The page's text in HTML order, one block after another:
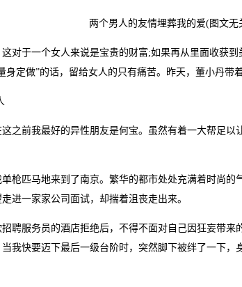
两个男人的友情埋葬我的爱(图文无
于一个女人来说是宝贵的财富;如果再从里面收获到
身定做”的话，留给女人的只有痛苦。昨天，董小丹带
前我最好的异性朋友是何宝。虽然有着一大帮足以
匹马地来到了南京。繁华的都市处处充满着时尚的
进一家家公司面试，却揣着沮丧走出来。
服务员的酒店拒绝后，不得不面对自己因狂妄带来
我快要迈下最后一级台阶时，突然脚下被绊了一下